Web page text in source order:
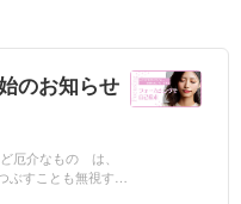
のお知らせ
厄介なもの は、
すことも無視する